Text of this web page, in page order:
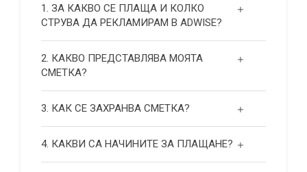
1. ЗА КАКВО СЕ ПЛАЩА И КОЛКО
СТРУВА ДА РЕКЛАМИРАМ В ADWISE?
2. КАКВО ПРЕДСТАВЛЯВА МОЯТА
СМЕТКА?
3. КАК СЕ ЗАХРАНВА СМЕТКА?
4. КАКВИ СА НАЧИНИТЕ ЗА ПЛАЩАНЕ?